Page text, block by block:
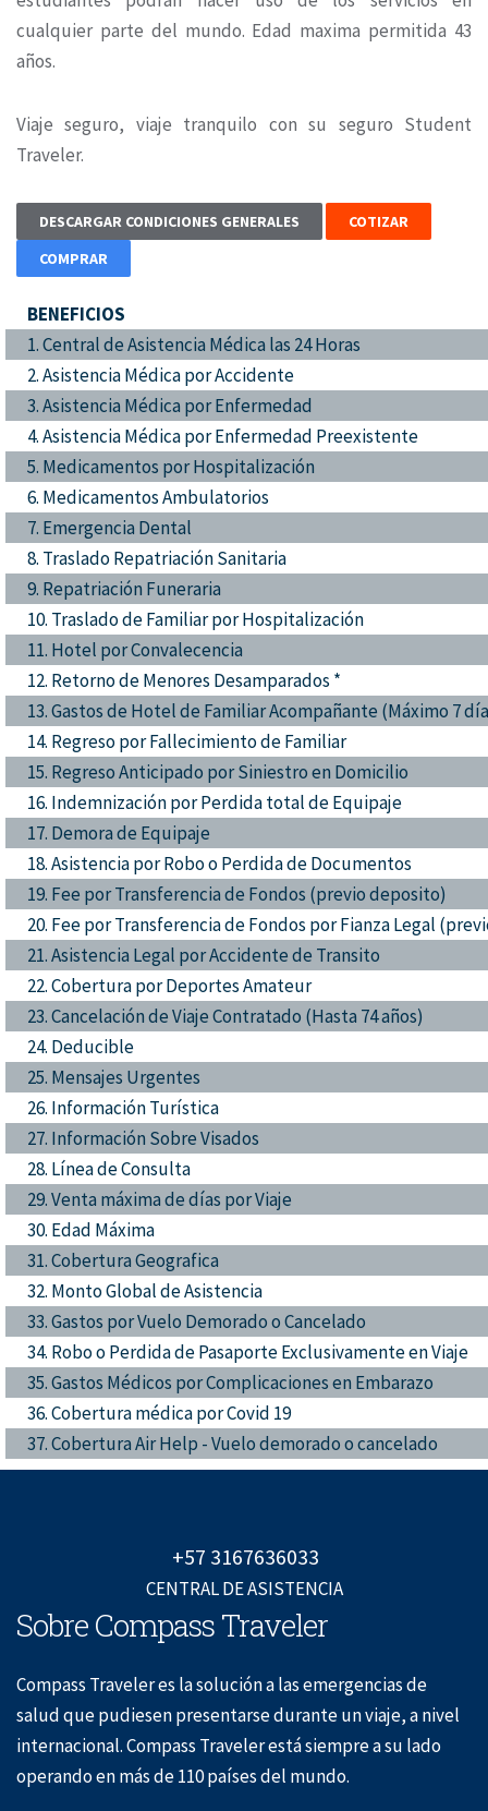
cualquier parte del mundo. Edad maxima permitida 43
años.
Viaje seguro, viaje tranquilo con su seguro Student
Traveler.
DESCARGAR CONDICIONES GENERALES
COTIZAR
COMPRAR
BENEFICIOS
1. Central de Asistencia Médica las 24 Horas
2. Asistencia Médica por Accidente
3. Asistencia Médica por Enfermedad
4. Asistencia Médica por Enfermedad Preexistente
5. Medicamentos por Hospitalización
6. Medicamentos Ambulatorios
7. Emergencia Dental
8. Traslado Repatriación Sanitaria
9. Repatriación Funeraria
10. Traslado de Familiar por Hospitalización
11. Hotel por Convalecencia
12. Retorno de Menores Desamparados *
13. Gastos de Hotel de Familiar Acompañante (Máximo 7
14. Regreso por Fallecimiento de Familiar
15. Regreso Anticipado por Siniestro en Domicilio
16. Indemnización por Perdida total de Equipaje
17. Demora de Equipaje
18. Asistencia por Robo o Perdida de Documentos
19. Fee por Transferencia de Fondos (previo deposito)
20. Fee por Transferencia de Fondos por Fianza Legal
21. Asistencia Legal por Accidente de Transito
22. Cobertura por Deportes Amateur
23. Cancelación de Viaje Contratado (Hasta 74 años)
24. Deducible
25. Mensajes Urgentes
26. Información Turística
27. Información Sobre Visados
28. Línea de Consulta
29. Venta máxima de días por Viaje
30. Edad Máxima
31. Cobertura Geografica
32. Monto Global de Asistencia
33. Gastos por Vuelo Demorado o Cancelado
34. Robo o Perdida de Pasaporte Exclusivamente en Viaje
35. Gastos Médicos por Complicaciones en Embarazo
36. Cobertura médica por Covid 19
37. Cobertura Air Help - Vuelo demorado o cancelado
+57 3167636033
CENTRAL DE ASISTENCIA
Sobre Compass Traveler
Compass Traveler es la solución a las emergencias de
salud que pudiesen presentarse durante un viaje, a nivel
internacional. Compass Traveler está siempre a su lado
operando en más de 110 países del mundo.